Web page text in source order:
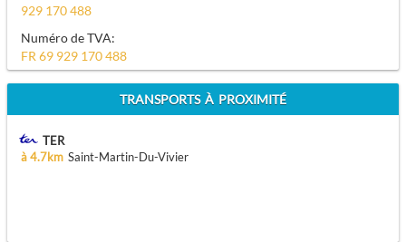
929 170 488
Numéro de TVA:
FR 69 929 170 488
TRANSPORTS À PROXIMITÉ
TER
à 4.7km Saint-Martin-Du-Vivier